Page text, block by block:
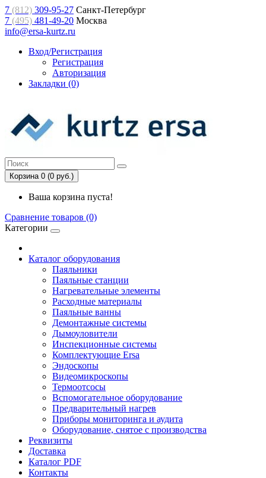
7 (812) 309-95-27 Санкт-Петербург
7 (495) 481-49-20 Москва
info@ersa-kurtz.ru
Вход/Регистрация
Регистрация
Авторизация
Закладки (0)
Корзина 0 (0 руб.)
Ваша корзина пуста!
Сравнение товаров (0)
Категории
Каталог оборудования
Паяльники
Паяльные станции
Нагревательные элементы
Расходные материалы
Паяльные ванны
Демонтажные системы
Дымоуловители
Инспекционные системы
Комплектующие Ersa
Эндоскопы
Видеомикроскопы
Термоотсосы
Вспомогательное оборудование
Предварительный нагрев
Приборы мониторинга и аудита
Оборудование, снятое с производства
Реквизиты
Доставка
Каталог PDF
Контакты